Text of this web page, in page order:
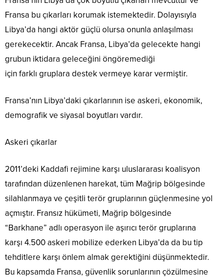
Fransa bu çıkarları korumak istemektedir. Dolayısıyla
Libya’da hangi aktör güçlü olursa onunla anlaşılması
gerekecektir. Ancak Fransa, Libya’da gelecekte hangi
grubun iktidara geleceğini öngöremediği
için farklı gruplara destek vermeye karar vermiştir.
Fransa’nın Libya’daki çıkarlarının ise askeri, ekonomik,
demografik ve siyasal boyutları vardır.
Askeri çıkarlar
2011’deki Kaddafi rejimine karşı uluslararası koalisyon
tarafından düzenlenen harekat, tüm Mağrip bölgesinde
silahlanmaya ve çeşitli terör gruplarının güçlenmesine yol
açmıştır. Fransız hükümeti, Mağrip bölgesinde
“Barkhane” adlı operasyon ile aşırıcı terör gruplarına
karşı 4.500 askeri mobilize ederken Libya’da da bu tip
tehditlere karşı önlem almak gerektiğini düşünmektedir.
Bu kapsamda Fransa, güvenlik sorunlarının çözülmesine